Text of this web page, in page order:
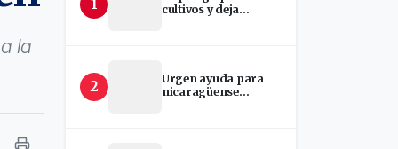
la
1
cultivos y deja
2
Urgen ayuda para
nicaragüense